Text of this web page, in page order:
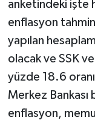
anketindeki işte
enflasyon
yapılan
olacak ve SSK
yüzde 18.6
Merkez Bankası
enflasyon,